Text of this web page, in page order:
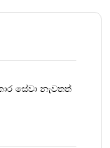
සේවා නැවතත්